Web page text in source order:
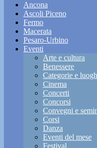
Ancona
Ascoli Piceno
Fermo
Macerata
Pesaro-Urbino
Eventi
Arte e cultura
Benessere
Categorie e
Cinema
Concerti
Concorsi
Convegni e
Corsi
Danza
Eventi del mese
Festival